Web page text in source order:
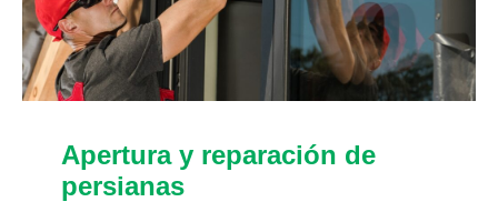
Apertura y reparación de
persianas